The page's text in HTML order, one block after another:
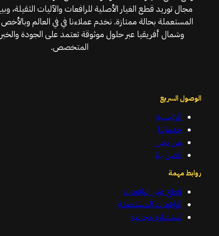
مجال توريد قطع الغيار الأصلية للرافعات والآليات الثقيلة،
المستعملة بحالة ممتازة. نخدم عملاءنا في في العالم
وشمال أفريقيا عبر حلول موثوقة تعتمد على الجودة
المتخصص.
الوصول السريع
الرئيسية
خدماتنا
من نحن
اتصل بنا
روابط مهمة
قطع غيار الرافعات
الرافعات المستعملة
استشارة مجانية